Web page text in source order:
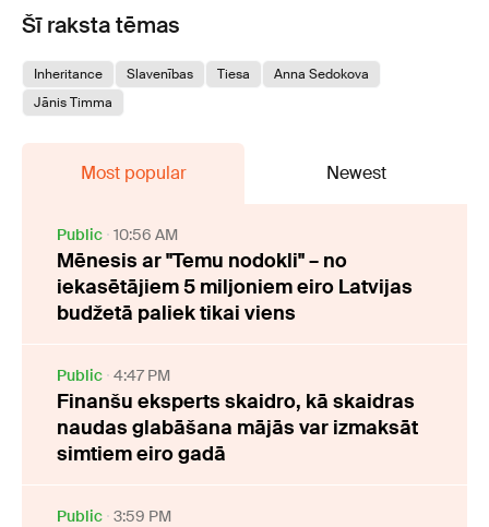
Šī raksta tēmas
Inheritance Slavenības Tiesa
Anna Sedokova
Jānis Timma
Most popular Newest
Public 10:56 AM
Mēnesis ar "Temu nodokli" – no
iekasētājiem 5 miljoniem eiro Latvijas
budžetā paliek tikai viens
Public 4:47 PM
Finanšu eksperts skaidro, kā skaidras
naudas glabāšana mājās var izmaksāt
simtiem eiro gadā
Public 3:59 PM